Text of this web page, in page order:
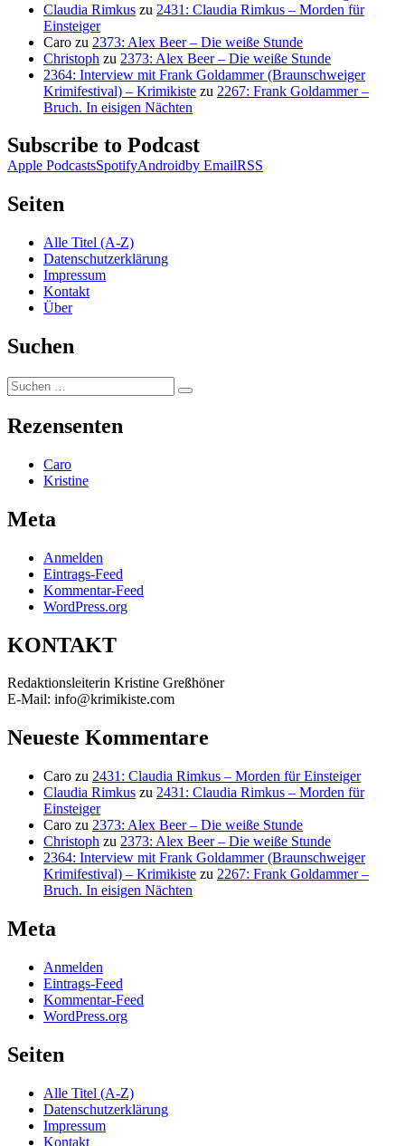
Claudia Rimkus zu 2431: Claudia Rimkus – Morden für
Einsteiger
Caro zu 2373: Alex Beer – Die weiße Stunde
Christoph zu 2373: Alex Beer – Die weiße Stunde
2364: Interview mit Frank Goldammer (Braunschweiger
Krimifestival) – Krimikiste zu 2267: Frank Goldammer –
Bruch. In eisigen Nächten
Subscribe to Podcast
Apple PodcastsSpotifyAndroidby EmailRSS
Seiten
Alle Titel (A-Z)
Datenschutzerklärung
Impressum
Kontakt
Über
Suchen
Suchen
nach:
Suchen
Rezensenten
Caro
Kristine
Meta
Anmelden
Eintrags-Feed
Kommentar-Feed
WordPress.org
KONTAKT
Redaktionsleiterin Kristine Greßhöner
E-Mail: info@krimikiste.com
Neueste Kommentare
Caro zu 2431: Claudia Rimkus – Morden für Einsteiger
Claudia Rimkus zu 2431: Claudia Rimkus – Morden für
Einsteiger
Caro zu 2373: Alex Beer – Die weiße Stunde
Christoph zu 2373: Alex Beer – Die weiße Stunde
2364: Interview mit Frank Goldammer (Braunschweiger
Krimifestival) – Krimikiste zu 2267: Frank Goldammer –
Bruch. In eisigen Nächten
Meta
Anmelden
Eintrags-Feed
Kommentar-Feed
WordPress.org
Seiten
Alle Titel (A-Z)
Datenschutzerklärung
Impressum
Kontakt